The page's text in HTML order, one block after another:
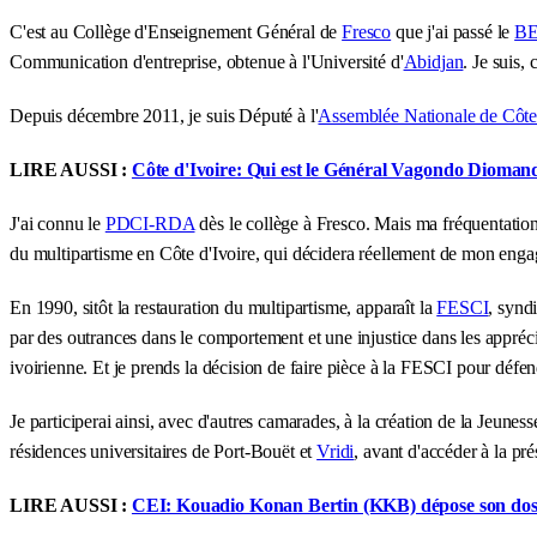
C'est au Collège d'Enseignement Général deFresco que j'ai passé le
Communication d'entreprise, obtenue à l'Université d'Abidjan. Je suis,
Depuis décembre 2011, je suis Député à l'Assemblée Nationale de
LIRE AUSSI : Côte d'Ivoire: Qui est le Général Vagondo
J'ai connu le PDCI-RDA dès le collège à Fresco. Mais ma
du multipartisme en Côte d'Ivoire, qui décidera réellement de mon
En 1990, sitôt la restauration du multipartisme, apparaît laFESCI,
par des outrances dans le comportement et une injustice dans les
ivoirienne. Et je prends la décision de faire pièce à la FESCI pour
Je participerai ainsi, avec d'autres camarades, à la création de la
résidences universitaires de Port-Bouët etVridi, avant d'accéder à la
LIRE AUSSI : CEI: Kouadio Konan Bertin (KKB) dépose son